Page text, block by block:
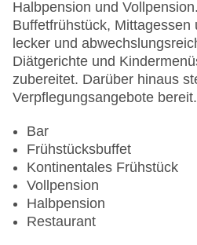
Halbpension und
Buffetfrühstück, Mittagessen
lecker und
Diätgerichte und
zubereitet. Darüber hinaus
Verpflegungsangebote bereit.
Bar
Frühstücksbuffet
Kontinentales Frühstück
Vollpension
Halbpension
Restaurant